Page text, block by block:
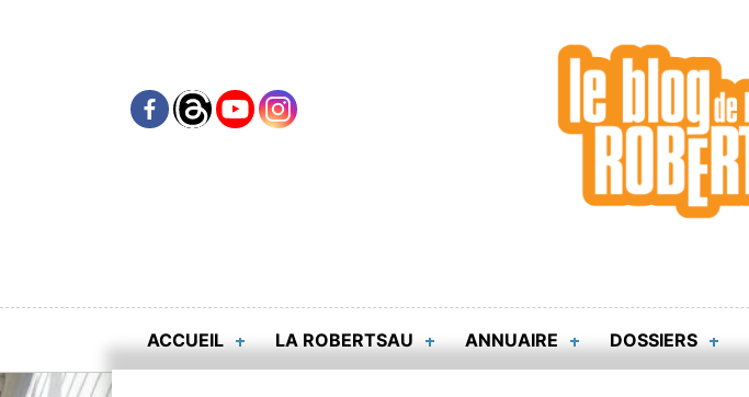
ACCUEIL LA ROBERTSAU ANNUAIRE DOSSIERS